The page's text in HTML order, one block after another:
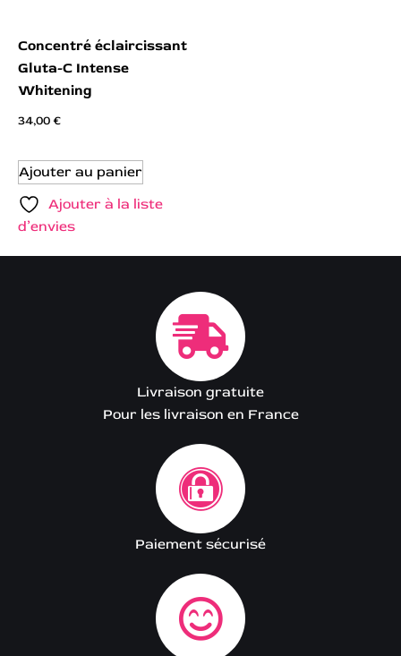
Concentré éclaircissant
Gluta-C Intense
Whitening
34,00€
Ajouter au panier
Ajouter à la liste
d’envies
Livraison gratuite
Pour les livraison en France
Paiement sécurisé